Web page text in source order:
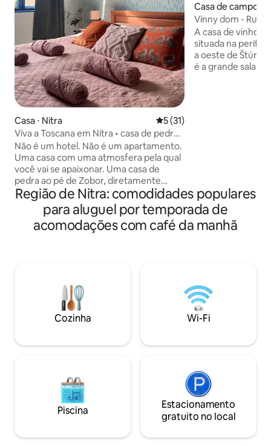
Casa ⋅ Nitra 5 de uma avaliação média
5 (31)
Viva a Toscana em Nitra • casa de pedra
perto da ferrata
Não é um hotel. Não é um apartamento.
Uma casa com uma atmosfera pela qual
você vai se apaixonar. Uma casa de
pedra ao pé de Zobor, diretamente
abaixo da ferrata, combina charme
italiano com hospitalidade eslovaca. De
manhã, o cheiro de café e lavanda aqui, à
noite a luz se entrelaça com vinho e
vistas ao redor. Um ótimo negócio para
casais e famílias com crianças que
ficarão encantadas com um toque de
conto de fadas. Acomodações que
revista!
Casa de campo ⋅
Vínny dom -
A casa de vinhos
situada na
a oeste de
é a grande sala
infantil. O
Região de Nitra: comodidades populares
para aluguel por temporada de
acomodações com café da manhã
Cozinha Wi-Fi
Piscina
Estacionamento
gratuito no local